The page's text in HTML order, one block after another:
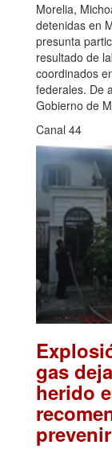
Morelia,
detenidas en
presunta
resultado de
coordinados
federales. De
Gobierno de
Canal 44
gas
herido